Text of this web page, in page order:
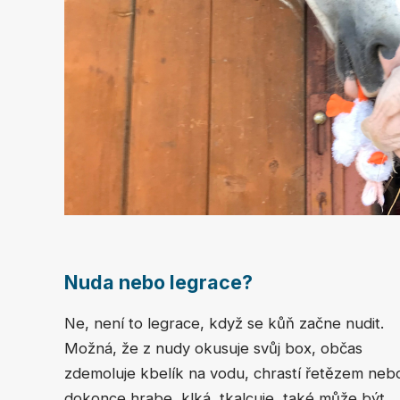
Nuda nebo legrace?
Ne, není to legrace, když se kůň začne nudit.
Možná, že z nudy okusuje svůj box, občas
zdemoluje kbelík na vodu, chrastí řetězem